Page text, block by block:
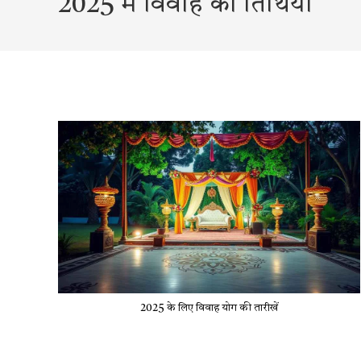
2025 में विवाह की तिथियाँ
2025 के लिए विवाह योग की तारीखें